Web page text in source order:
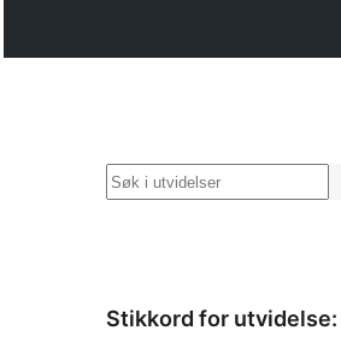
Søk
Stikkord for utvidelse: